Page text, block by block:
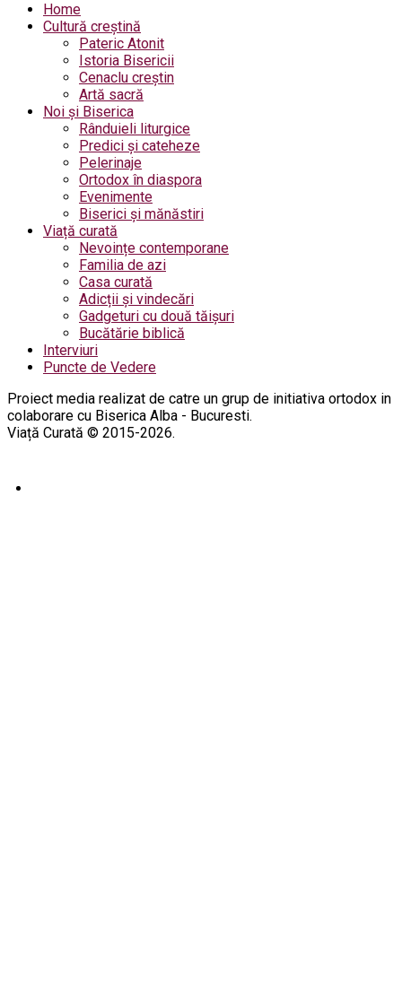
Home
Cultură creștină
Pateric Atonit
Istoria Bisericii
Cenaclu creștin
Artă sacră
Noi și Biserica
Rânduieli liturgice
Predici și cateheze
Pelerinaje
Ortodox în diaspora
Evenimente
Biserici și mănăstiri
Viață curată
Nevoințe contemporane
Familia de azi
Casa curată
Adicții și vindecări
Gadgeturi cu două tăișuri
Bucătărie biblică
Interviuri
Puncte de Vedere
Proiect media realizat de catre un grup de initiativa ortodox in
colaborare cu Biserica Alba - Bucuresti.
Viață Curată © 2015-2026.